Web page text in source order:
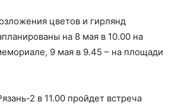
цветов и гирлянд
на 8 мая в 10.00 на
9 мая в 9.45 – на площади
2 в 11.00 пройдет встреча